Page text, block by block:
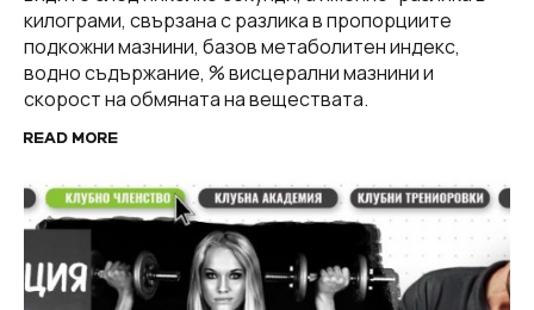
килограми, свързана с разлика в пропорциите
подкожни мазнини, базов метаболитен индекс,
водно съдържание, % висцерални мазнини и
скорост на обмяната на веществата.
READ MORE